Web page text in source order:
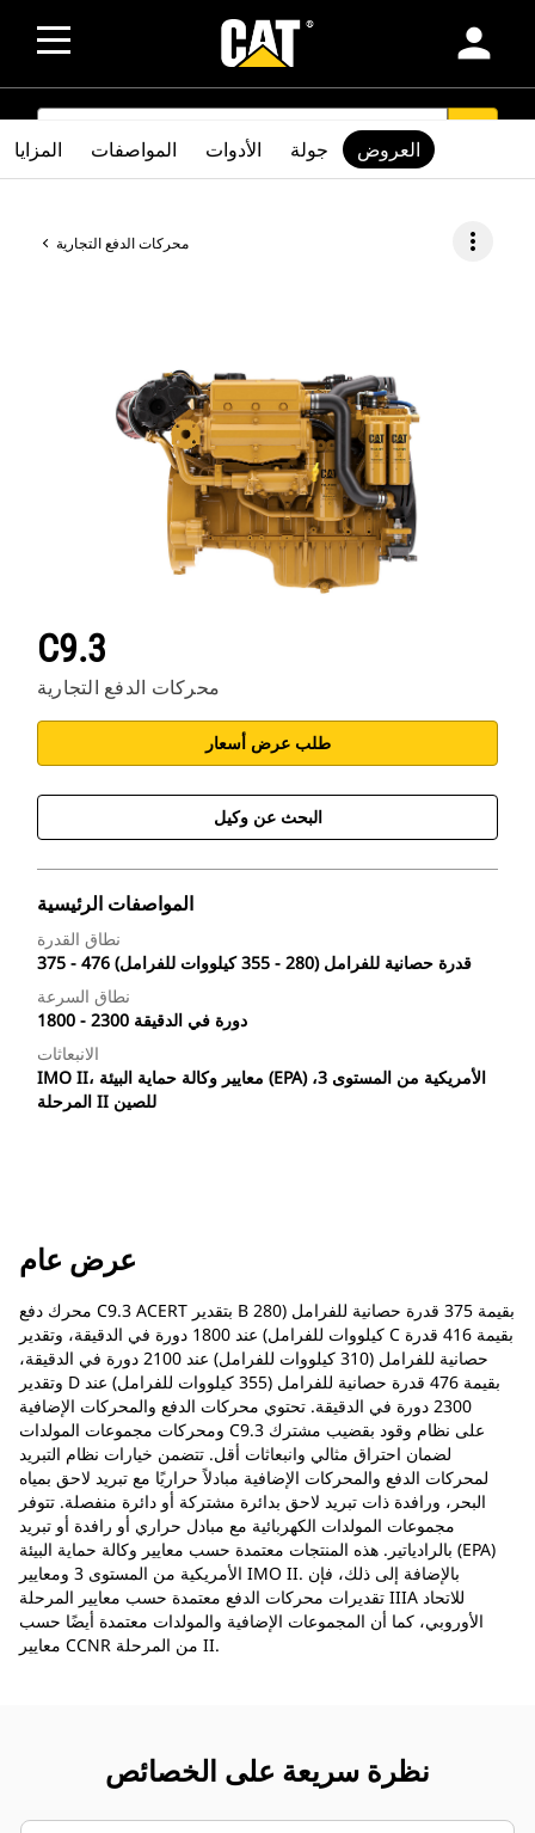
person
SEARCH
محركات الدفع التجارية more_vert
C9.3
محركات الدفع التجارية
طلب عرض أسعار
البحث عن وكيل
المواصفات الرئيسية
نطاق القدرة
375 - 476 قدرة حصانية للفرامل (280 - 355 كيلووات للفرامل)
نطاق السرعة
1800 - 2300 دورة في الدقيقة
الانبعاثات
IMO II، معايير وكالة حماية البيئة (EPA) الأمريكية من المستوى 3،
المرحلة II للصين
المزايا المواصفات الأدوات جولة العروض
عرض عام
محرك دفع C9.3 ACERT بتقدير B بقيمة 375 قدرة حصانية للفرامل (280
كيلووات للفرامل) عند 1800 دورة في الدقيقة، وتقدير C بقيمة 416 قدرة
حصانية للفرامل (310 كيلووات للفرامل) عند 2100 دورة في الدقيقة،
وتقدير D بقيمة 476 قدرة حصانية للفرامل (355 كيلووات للفرامل) عند
2300 دورة في الدقيقة. تحتوي محركات الدفع والمحركات الإضافية
ومحركات مجموعات المولدات C9.3 على نظام وقود بقضيب مشترك
لضمان احتراق مثالي وانبعاثات أقل. تتضمن خيارات نظام التبريد
لمحركات الدفع والمحركات الإضافية مبادلاً حراريًا مع تبريد لاحق بمياه
البحر، ورافدة ذات تبريد لاحق بدائرة مشتركة أو دائرة منفصلة. تتوفر
مجموعات المولدات الكهربائية مع مبادل حراري أو رافدة أو تبريد
بالرادياتير. هذه المنتجات معتمدة حسب معايير وكالة حماية البيئة (EPA)
الأمريكية من المستوى 3 ومعايير IMO II. بالإضافة إلى ذلك، فإن
تقديرات محركات الدفع معتمدة حسب معايير المرحلة IIIA للاتحاد
الأوروبي، كما أن المجموعات الإضافية والمولدات معتمدة أيضًا حسب
معايير CCNR من المرحلة II.
نظرة سريعة على الخصائص